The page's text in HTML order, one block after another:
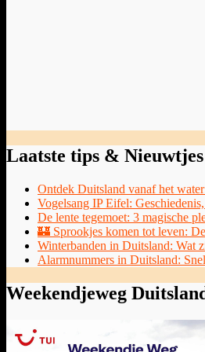
Laatste tips & Nieuwtjes
Ontdek Duitsland vanaf het
Vogelsang IP Eifel:
De lente tegemoet: 3 magische
🏰 Sprookjes komen tot leven:
Winterbanden in Duitsland: Wat
Alarmnummers in Duitsland:
Weekendjeweg